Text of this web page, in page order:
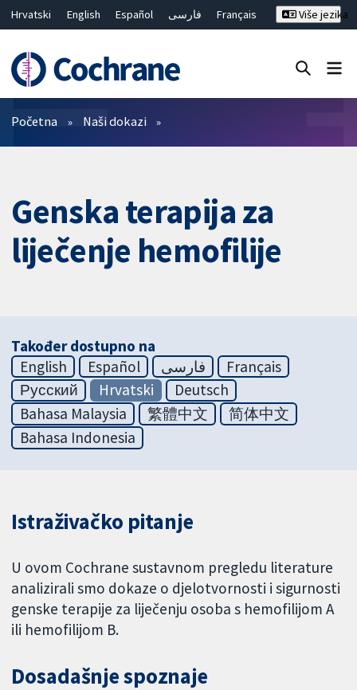
Hrvatski English Español فارسی
Français
繁體中文
简体中文
Više jezika
Prečistači
Početna Naši dokazi
Genska terapija za
liječenje hemofilije
Također dostupno na
English
Español فارسی
Français
Русский
Hrvatski
Deutsch
Bahasa Malaysia
繁體中文
简体中文
Bahasa Indonesia
Istraživačko pitanje
U ovom Cochrane sustavnom pregledu literature
analizirali smo dokaze o djelotvornosti i sigurnosti
genske terapije za liječenju osoba s hemofilijom A
ili hemofilijom B.
Dosadašnje spoznaje